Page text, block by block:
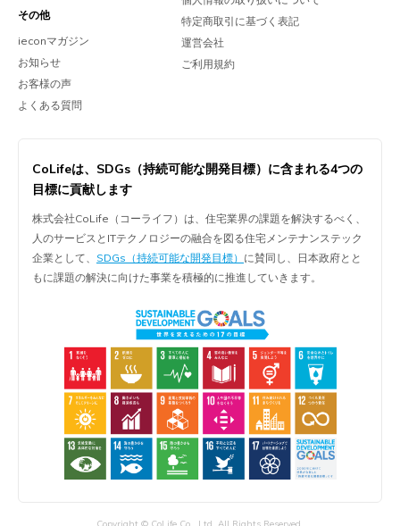
その他
ieconマガジン
お知らせ
お客様の声
よくある質問
特定商取引に基づく表記
運営会社
ご利用規約
CoLifeは、 SDGs（持続可能な開発目標）に含まれる4つの
目標に貢献します
株式会社CoLife（コーライフ）は、住宅業界の課題を解決するべく、
人のサービスとITテクノロジーの融合を図る住宅メンテナンステック
企業として、 SDGs（持続可能な開発目標） に賛同し、日本政府とと
もに課題の解決に向けた事業を積極的に推進していきます。
Copyright © CoLife Co., Ltd. All Rights Reserved.